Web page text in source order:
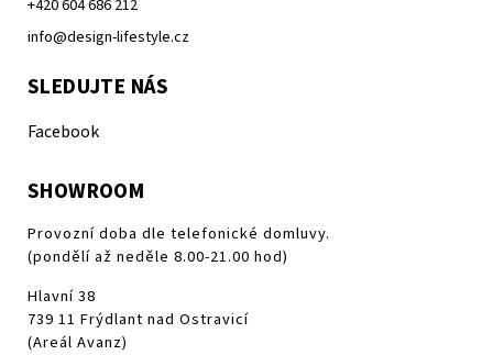
+420 604 686 212
info@design-lifestyle.cz
SLEDUJTE NÁS
Facebook
SHOWROOM
Provozní doba dle telefonické domluvy.
(pondělí až neděle 8.00-21.00 hod)
Hlavní 38
739 11 Frýdlant nad Ostravicí
(Areál Avanz)